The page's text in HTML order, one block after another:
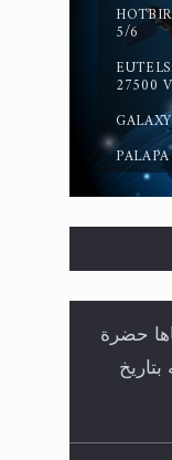
5/6
27500
حضرة
بتاريخ